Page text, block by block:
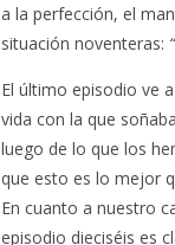
a la perfección, el
situación noventeras:
El último episodio ve
vida con la que
luego de lo que los
que esto es lo mejor
En cuanto a nuestro
episodio dieciséis es